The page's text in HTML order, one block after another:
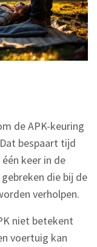
de APK-keuring
bespaart tijd
keer in de
die bij de
verholpen.
niet betekent
voertuig kan